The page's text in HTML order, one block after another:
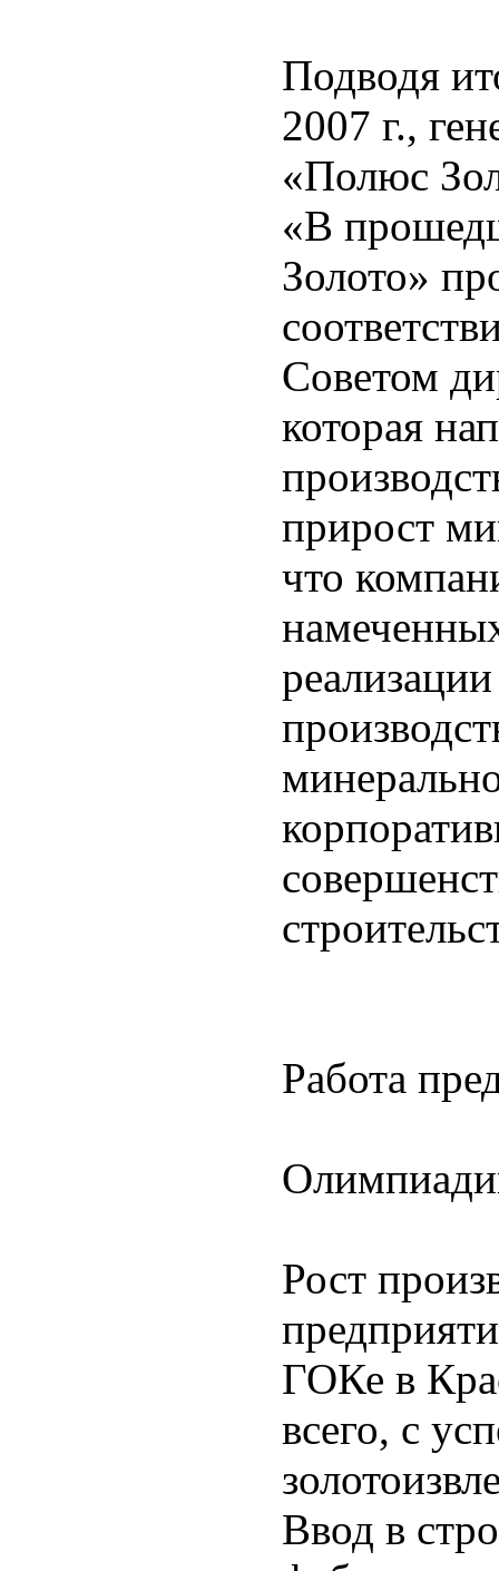
Подводя
2007 г.,
«Полюс
«В
Золото»
Советом
которая
прирост
что
Работа
Рост
ГОКе в
всего, с
Ввод в